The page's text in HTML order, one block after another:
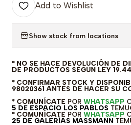
Add to Wishlist
Show stock from locations
* NO SE HACE DEVOLUCIÓN DE
DE PRODUCTOS SEGUN LEY
* CONFIRMAR STOCK Y
98020361 ANTES DE HACER SU
* COMUNÍCATE POR WHATSAPP
5 DE ESPACIO LOS PABLOS
* COMUNÍCATE POR WHATSAPP
25 DE GALERÍAS MASSMANN